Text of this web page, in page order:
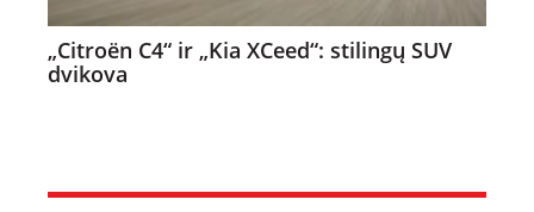
„Citroën C4“ ir „Kia XCeed“: stilingų SUV
dvikova